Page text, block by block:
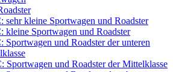
sehr kleine Sportwagen und Roadster
kleine Sportwagen und Roadster
Sportwagen und Roadster der unteren
Sportwagen und Roadster der Mittelklasse